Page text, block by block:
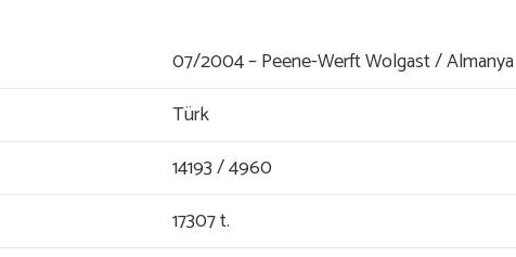
07/2004 – Peene-Werft Wolgast / Almanya
Türk
14193 / 4960
17307 t.